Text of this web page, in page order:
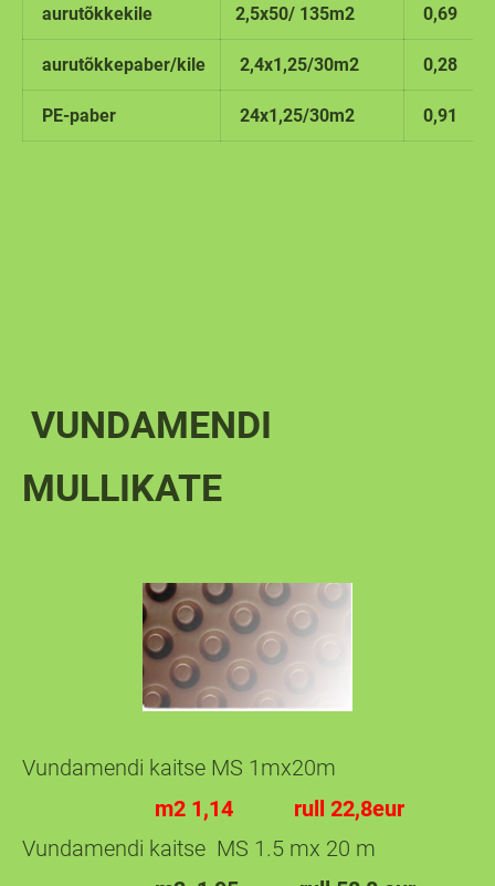
aurutõkkekile 2,5x50/ 135m2 0,69
aurutõkkepaber/kile 2,4x1,25/30m2 0,28
PE-paber 24x1,25/30m2 0,91
VUNDAMENDI
MULLIKATE
Vundamendi kaitse MS 1mx20m
m2 1,14 rull 22,8eur
Vundamendi kaitse MS 1.5 mx 20 m